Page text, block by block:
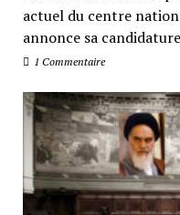
actuel du centre
annonce sa
1 Commentaire